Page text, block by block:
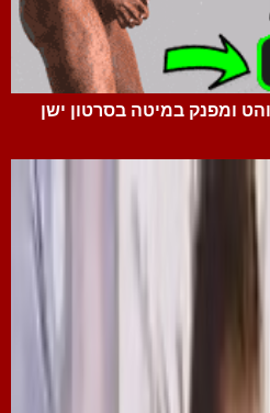
ומפנק במיטה בסרטון ישן